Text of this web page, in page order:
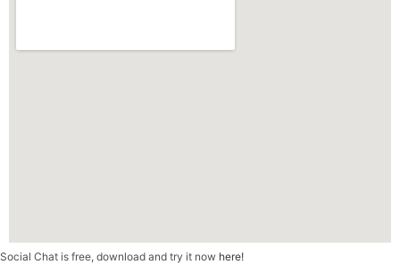
Social Chat is free, download and try it now here!